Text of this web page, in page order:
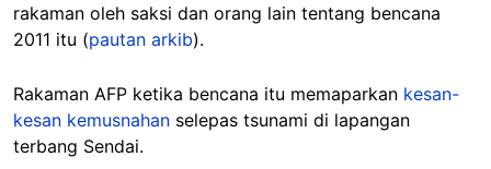
rakaman oleh saksi dan orang lain tentang bencana
2011 itu (pautan arkib).
Rakaman AFP ketika bencana itu memaparkan kesan-
kesan kemusnahan selepas tsunami di lapangan
terbang Sendai.